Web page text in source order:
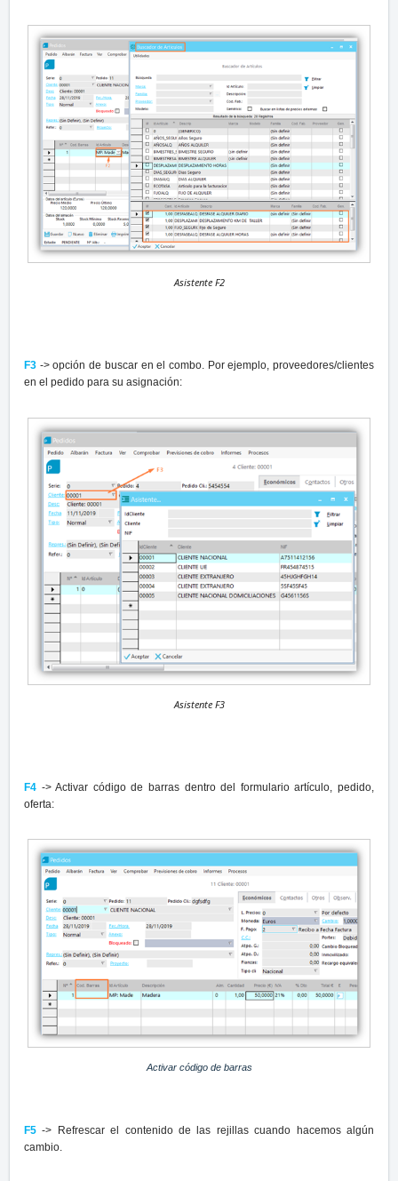
Asistente F2
F3 -> opción de buscar en el combo. Por ejemplo, proveedores/clientes
en el pedido para su asignación:
Asistente F3
F4 -> Activar código de barras dentro del formulario artículo, pedido,
oferta:
Activar código de barras
F5-> Refrescar el contenido de las rejillas cuando hacemos algún
cambio.